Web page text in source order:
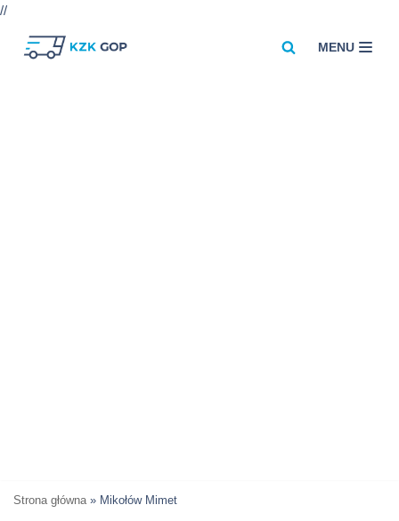
//
MENU
Strona główna » Mikołów Mimet